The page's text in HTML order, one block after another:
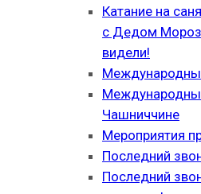
Катание на
с Дедом
видели!
Чашниччине
Мероприятия
Последний
Последний